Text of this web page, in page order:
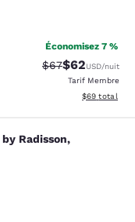
Économisez 7 %
Tarif barré :
$67Tarif réduit :
$62USD/nuit
Tarif Membre
Afficher les
$69 total
Radisson,
Radisson,